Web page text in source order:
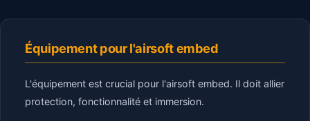
Équipement pour l'airsoft embed
L'équipement est crucial pour l'airsoft embed. Il doit allier
protection, fonctionnalité et immersion.